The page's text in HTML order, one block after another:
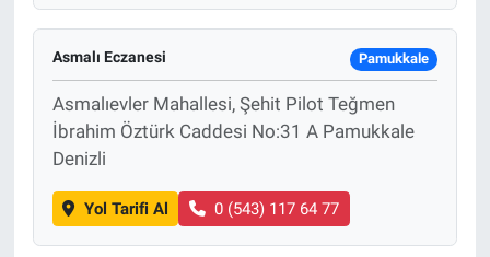
Asmalı Eczanesi Pamukkale
Asmalıevler Mahallesi, Şehit Pilot Teğmen
İbrahim Öztürk Caddesi No:31 A Pamukkale
Denizli
Yol Tarifi Al 0 (543) 117 64 77